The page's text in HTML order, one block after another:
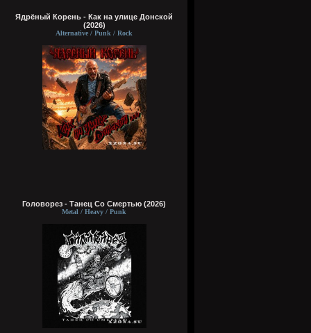
Ядрёный Корень - Как на улице Донской
(2026)
Alternative / Punk / Rock
Головорез - Tанец Со Смертью (2026)
Metal / Heavy / Punk